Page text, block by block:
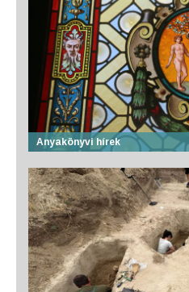
Anyakönyvi hírek